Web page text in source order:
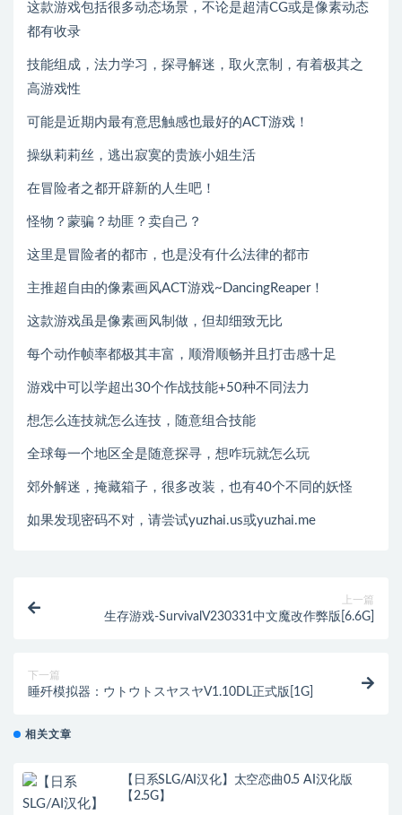
这款游戏包括很多动态场景，不论是超清CG或是像素动态
都有收录
技能组成，法力学习，探寻解迷，取火烹制，有着极其之
高游戏性
可能是近期内最有意思触感也最好的ACT游戏！
操纵莉莉丝，逃出寂寞的贵族小姐生活
在冒险者之都开辟新的人生吧！
怪物？蒙骗？劫匪？卖自己？
这里是冒险者的都市，也是没有什么法律的都市
主推超自由的像素画风ACT游戏~DancingReaper！
这款游戏虽是像素画风制做，但却细致无比
每个动作帧率都极其丰富，顺滑顺畅并且打击感十足
游戏中可以学超出30个作战技能+50种不同法力
想怎么连技就怎么连技，随意组合技能
全球每一个地区全是随意探寻，想咋玩就怎么玩
郊外解迷，掩藏箱子，很多改装，也有40个不同的妖怪
如果发现密码不对，请尝试yuzhai.us或yuzhai.me
上一篇
生存游戏-SurvivalV230331中文魔改作弊版[6.6G]
下一篇
睡歼模拟器：ウトウトスヤスヤV1.10DL正式版[1G]
相关文章
【日系SLG/AI汉化】太空恋曲0.5 AI汉化版
【2.5G】